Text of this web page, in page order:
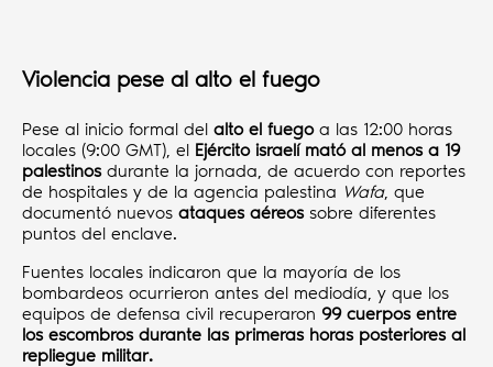
Violencia pese al alto el fuego
Pese al inicio formal del alto el fuegoa las 12:00 horas
locales (9:00 GMT), el Ejército israelí mató al menos a 19
palestinos durante la jornada, de acuerdo con reportes
de hospitales y de la agencia palestina Wafa, que
documentó nuevos ataques aéreossobre diferentes
puntos del enclave.
Fuentes locales indicaron que la mayoría de los
bombardeos ocurrieron antes del mediodía, y que los
equipos de defensa civil recuperaron 99 cuerpos entre
los escombros durante las primeras horas posteriores al
repliegue militar.